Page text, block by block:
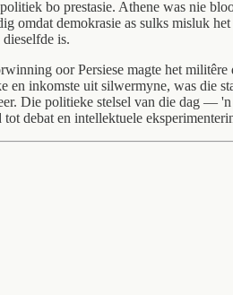
bo prestasie. Athene was nie
omdat demokrasie as sulks misluk
is.
oor Persiese magte het
inkomste uit silwermyne, was die
Die politieke stelsel van die dag —
debat en intellektuele